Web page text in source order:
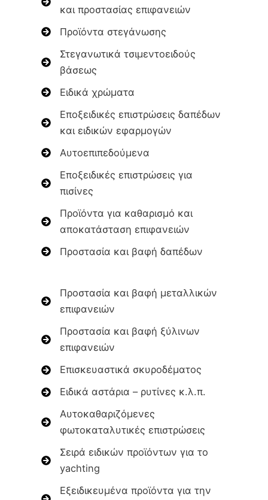
και προστασίας επιφανειών
Προϊόντα στεγάνωσης
Στεγανωτικά τσιμεντοειδούς
βάσεως
Ειδικά χρώματα
Εποξειδικές επιστρώσεις δαπέδων
και ειδικών εφαρμογών
Αυτοεπιπεδούμενα
Εποξειδικές επιστρώσεις για
πισίνες
Προϊόντα για καθαρισμό και
αποκατάσταση επιφανειών
Προστασία και βαφή δαπέδων
Προστασία και βαφή μεταλλικών
επιφανειών
Προστασία και βαφή ξύλινων
επιφανειών
Επισκευαστικά σκυροδέματος
Ειδικά αστάρια – ρυτίνες κ.λ.π.
Αυτοκαθαριζόμενες
φωτοκαταλυτικές επιστρώσεις
Σειρά ειδικών προϊόντων για το
yachting
Εξειδικευμένα προϊόντα για την